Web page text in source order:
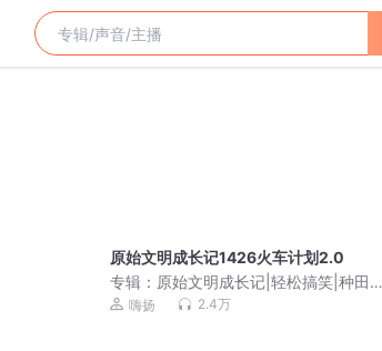
原始文明成长记1426火车计划2.0
专辑： 原始文明成长记|轻松搞笑|种田争
霸有声剧
嗨扬 2.4万